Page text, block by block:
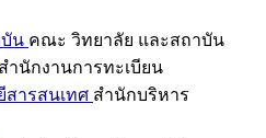
น คณะ วิทยาลัย และสถาบัน
สำนักงานการทะเบียน
สารสนเทศ สำนักบริหาร